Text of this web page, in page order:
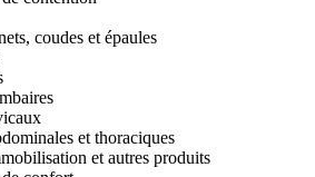
coudes et épaules
et thoraciques
et autres produits